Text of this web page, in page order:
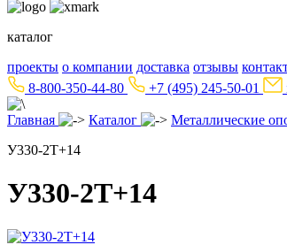
каталог
проекты о компании доставка отзывы
8-800-350-44-80
+7 (495) 245-50-01
Главная Каталог Металлические
У330-2Т+14
У330-2Т+14